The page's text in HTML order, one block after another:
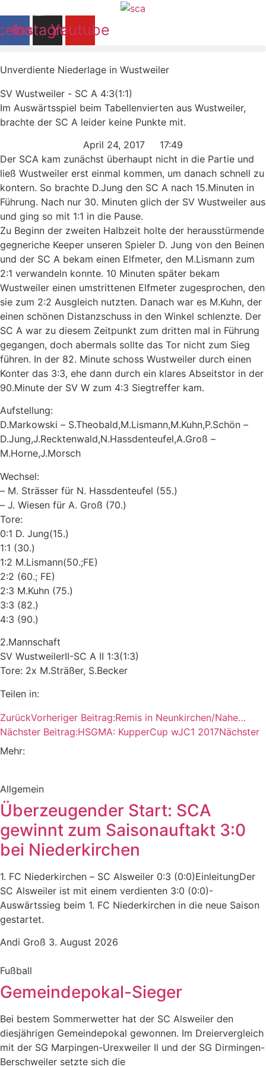
Inhalt
springen
Instagram
Youtube
Unverdiente Niederlage in Wustweiler
SV Wustweiler - SC A 4:3(1:1)
Im Auswärtsspiel beim Tabellenvierten aus Wustweiler,
brachte der SC A leider keine Punkte mit.
April 24, 2017
17:49
Der SCA kam zunächst überhaupt nicht in die Partie und
ließ Wustweiler erst einmal kommen, um danach schnell zu
kontern. So brachte D.Jung den SC A nach 15.Minuten in
Führung. Nach nur 30. Minuten glich der SV Wustweiler aus
und ging so mit 1:1 in die Pause.
Zu Beginn der zweiten Halbzeit holte der herausstürmende
gegneriche Keeper unseren Spieler D. Jung von den Beinen
und der SC A bekam einen Elfmeter, den M.Lismann zum
2:1 verwandeln konnte. 10 Minuten später bekam
Wustweiler einen umstrittenen Elfmeter zugesprochen, den
sie zum 2:2 Ausgleich nutzten. Danach war es M.Kuhn, der
einen schönen Distanzschuss in den Winkel schlenzte. Der
SC A war zu diesem Zeitpunkt zum dritten mal in Führung
gegangen, doch abermals sollte das Tor nicht zum Sieg
führen. In der 82. Minute schoss Wustweiler durch einen
Konter das 3:3, ehe dann durch ein klares Abseitstor in der
90.Minute der SV W zum 4:3 Siegtreffer kam.
Aufstellung:
D.Markowski – S.Theobald,M.Lismann,M.Kuhn,P.Schön –
D.Jung,J.Recktenwald,N.Hassdenteufel,A.Groß –
M.Horne,J.Morsch
Wechsel:
– M. Strässer für N. Hassdenteufel (55.)
– J. Wiesen für A. Groß (70.)
Tore:
0:1 D. Jung(15.)
1:1 (30.)
1:2 M.Lismann(50.;FE)
2:2 (60.; FE)
2:3 M.Kuhn (75.)
3:3 (82.)
4:3 (90.)
2.Mannschaft
SV WustweilerII-SC A II 1:3(1:3)
Tore: 2x M.Sträßer, S.Becker
Teilen in:
ZurückVorheriger Beitrag:Remis in Neunkirchen/Nahe…
Nächster Beitrag:HSGMA: KupperCup wJC1 2017Nächster
Mehr:
Allgemein
Überzeugender Start: SCA
gewinnt zum Saisonauftakt 3:0
bei Niederkirchen
1. FC Niederkirchen – SC Alsweiler 0:3 (0:0)EinleitungDer
SC Alsweiler ist mit einem verdienten 3:0 (0:0)-
Auswärtssieg beim 1. FC Niederkirchen in die neue Saison
gestartet.
Andi Groß 3. August 2026
Fußball
Gemeindepokal-Sieger
Bei bestem Sommerwetter hat der SC Alsweiler den
diesjährigen Gemeindepokal gewonnen. Im Dreiervergleich
mit der SG Marpingen-Urexweiler Il und der SG Dirmingen-
Berschweiler setzte sich die